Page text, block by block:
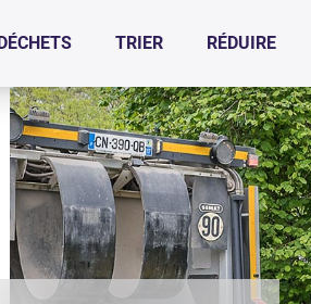
TRIER RÉDUIRE